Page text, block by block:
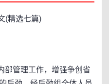
管理工作，增强争创省